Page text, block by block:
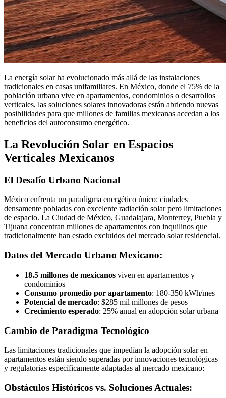
La energía solar ha evolucionado más allá de las instalaciones
tradicionales en casas unifamiliares. En México, donde el 75% de la
población urbana vive en apartamentos, condominios o desarrollos
verticales, las soluciones solares innovadoras están abriendo nuevas
posibilidades para que millones de familias mexicanas accedan a los
beneficios del autoconsumo energético.
La Revolución Solar en Espacios
Verticales Mexicanos
El Desafío Urbano Nacional
México enfrenta un paradigma energético único: ciudades
densamente pobladas con excelente radiación solar pero limitaciones
de espacio. La Ciudad de México, Guadalajara, Monterrey, Puebla y
Tijuana concentran millones de apartamentos con inquilinos que
tradicionalmente han estado excluidos del mercado solar residencial.
Datos del Mercado Urbano Mexicano:
18.5 millones de mexicanos viven en apartamentos y
condominios
Consumo promedio por apartamento: 180-350 kWh/mes
Potencial de mercado: $285 mil millones de pesos
Crecimiento esperado: 25% anual en adopción solar urbana
Cambio de Paradigma Tecnológico
Las limitaciones tradicionales que impedían la adopción solar en
apartamentos están siendo superadas por innovaciones tecnológicas
y regulatorias específicamente adaptadas al mercado mexicano:
Obstáculos Históricos vs. Soluciones Actuales: